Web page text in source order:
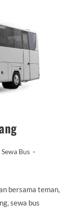
Bus
bersama teman,
sewa bus